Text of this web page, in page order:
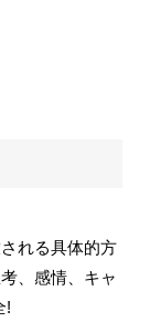
れる具体的方
、感情、キャ
!